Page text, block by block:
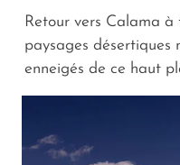
Retour vers Calama à
paysages désertiques
enneigés de ce haut